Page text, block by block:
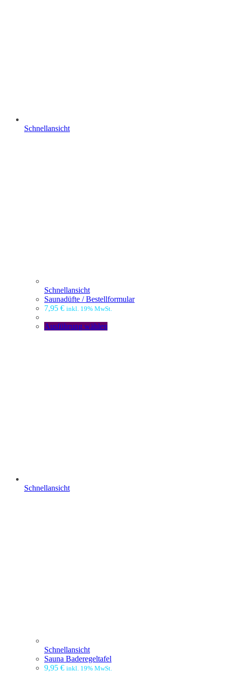
Schnellansicht
Schnellansicht
Saunadüfte / Bestellformular
7,95 € inkl. 19% MwSt.
Ausführung wählen
Schnellansicht
Schnellansicht
Sauna Baderegeltafel
9,95 € inkl. 19% MwSt.